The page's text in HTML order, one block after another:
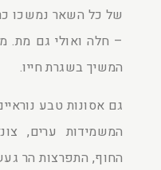
של כל השאר נמשכו
– חלה ואולי גם מת.
המשיך בשגרת חייו.
גם אסונות טבע
המשמידות ערים,
החוף, התפרצות הר